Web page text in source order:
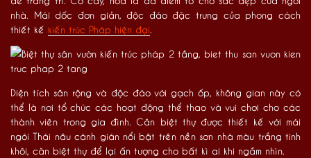
nhà. Mái dốc đơn giản, độc đáo đặc trưng của phong cách
thiết kế kiến trúc Pháp hiện đại.
Diện tích sân rộng và độc đáo với gạch ốp, không gian này có
thể là nơi tổ chức các hoạt động thể thao và vui chơi cho các
thành viên trong gia đình. Căn biệt thự được thiết kế với mái
ngói Thái nâu cánh gián nổi bật trên nền sơn nhà màu trắng tinh
khôi, căn biệt thự để lại ấn tượng cho bất kì ai khi ngắm nhìn.